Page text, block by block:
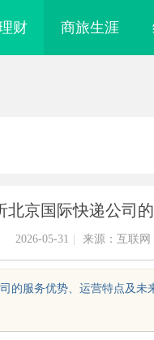
财 商旅生涯
北京国际快递公司
2026-05-31 来源：互联网
的服务优势、运营特点及